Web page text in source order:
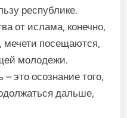
республике.
от ислама, конечно,
мечети посещаются,
молодежи.
это осознание того,
дальше,